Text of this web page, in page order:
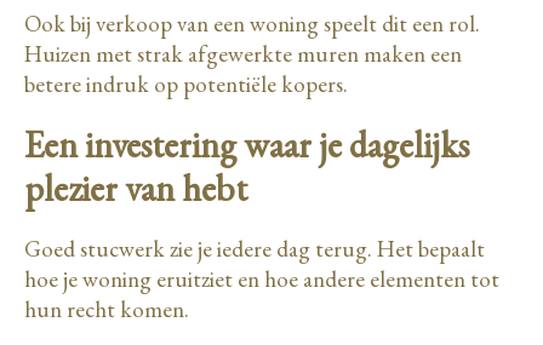
Ook bij verkoop van een woning speelt dit een rol.
Huizen met strak afgewerkte muren maken een
betere indruk op potentiële kopers.
Een investering waar je dagelijks
plezier van hebt
Goed stucwerk zie je iedere dag terug. Het bepaalt
hoe je woning eruitziet en hoe andere elementen tot
hun recht komen.